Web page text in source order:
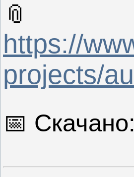
📎
https://
projects/
📅